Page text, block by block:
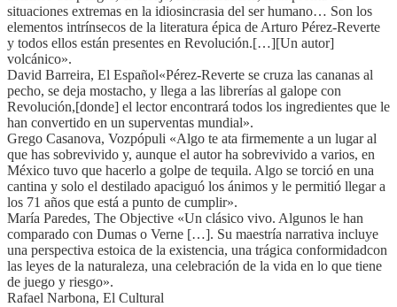
situaciones extremas en la idiosincrasia del ser humano… Son los
elementos intrínsecos de la literatura épica de Arturo Pérez-Reverte
y todos ellos están presentes en Revolución.[…][Un autor]
volcánico».
David Barreira, El Español«Pérez-Reverte se cruza las cananas al
pecho, se deja mostacho, y llega a las librerías al galope con
Revolución,[donde] el lector encontrará todos los ingredientes que le
han convertido en un superventas mundial».
Grego Casanova, Vozpópuli «Algo te ata firmemente a un lugar al
que has sobrevivido y, aunque el autor ha sobrevivido a varios, en
México tuvo que hacerlo a golpe de tequila. Algo se torció en una
cantina y solo el destilado apaciguó los ánimos y le permitió llegar a
los 71 años que está a punto de cumplir».
María Paredes, The Objective «Un clásico vivo. Algunos le han
comparado con Dumas o Verne […]. Su maestría narrativa incluye
una perspectiva estoica de la existencia, una trágica conformidadcon
las leyes de la naturaleza, una celebración de la vida en lo que tiene
de juego y riesgo».
Rafael Narbona, El Cultural